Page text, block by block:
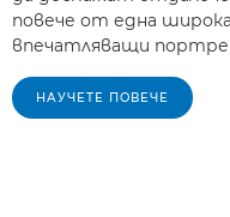
повече от една
впечатляващи
НАУЧЕТЕ ПОВЕЧЕ